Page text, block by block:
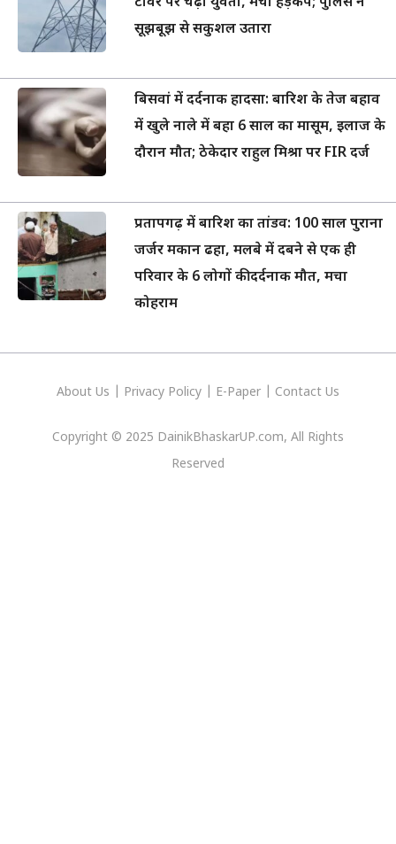
सूझबूझ से सकुशल उतारा
बिसवां में दर्दनाक हादसा: बारिश के तेज बहाव
में खुले नाले में बहा 6 साल का मासूम, इलाज के
दौरान मौत; ठेकेदार राहुल मिश्रा पर FIR दर्ज
प्रतापगढ़ में बारिश का तांडव: 100 साल पुराना
जर्जर मकान ढहा, मलबे में दबने से एक ही
परिवार के 6 लोगों की दर्दनाक मौत, मचा
कोहराम
About Us Privacy Policy E-Paper Contact Us
Copyright © 2025 DainikBhaskarUP.com, All Rights
Reserved